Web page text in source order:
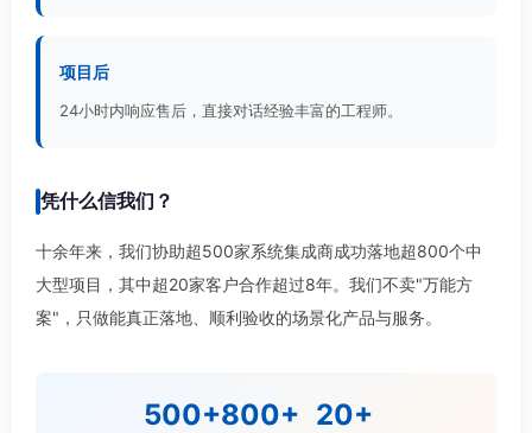
项目后
24小时内响应售后，直接对话经验丰富的工程师。
凭什么信我们？
十余年来，我们协助超500家系统集成商成功落地超800个中
大型项目，其中超20家客户合作超过8年。我们不卖"万能方
案"，只做能真正落地、顺利验收的场景化产品与服务。
500+800+ 20+